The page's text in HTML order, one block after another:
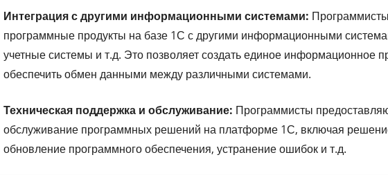
Интеграция с другими информационными системами:
программные продукты на базе 1С с другими информационными
учетные системы и т.д. Это позволяет создать единое информационное
обеспечить обмен данными между различными системами.
Техническая поддержка и обслуживание: Программисты
обслуживание программных решений на платформе 1С, включая
обновление программного обеспечения, устранение ошибок и т.д.